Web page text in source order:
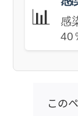
📊
感
40
この